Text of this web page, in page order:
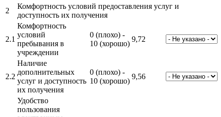
2
Комфортность условий предоставления услуг и
доступность их получения
2.1
Комфортность
условий
пребывания в
учреждении
0 (плохо) -
10 (хорошо)
9,72
2.2
Наличие
дополнительных
услуг и доступность
их получения
0 (плохо) -
10 (хорошо)
9,56
Удобство
пользования